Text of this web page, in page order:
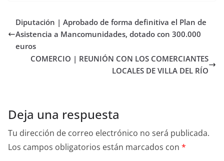
Diputación | Aprobado de forma definitiva el Plan de
Asistencia a Mancomunidades, dotado con 300.000
euros
COMERCIO | REUNIÓN CON LOS COMERCIANTES
LOCALES DE VILLA DEL RÍO
Deja una respuesta
Tu dirección de correo electrónico no será publicada.
Los campos obligatorios están marcados con *